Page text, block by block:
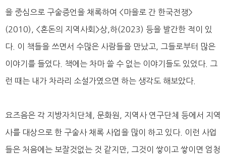
을 중심으로 구술증언을 채록하여 <마을로 간 한국전쟁>
(2010), <혼돈의 지역사회>상,하(2023) 등을 발간한 적이 있
다. 이 책들을 쓰면서 수많은 사람들을 만났고, 그들로부터 많은
이야기를 들었다. 책에는 차마 쓸 수 없는 이야기들도 있었다. 그
런 때는 내가 차라리 소설가였으면 하는 생각도 해보았다.
요즈음은 각 지방자치단체, 문화원, 지역사 연구단체 등에서 지역
사를 대상으로 한 구술사 채록 사업을 많이 하고 있다. 이런 사업
들은 처음에는 보잘것없는 것 같지만, 그것이 쌓이고 쌓이면 엄청